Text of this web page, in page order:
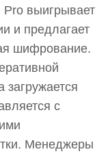
Pro выигрывает
и предлагает
шифрование.
загружается
с
Менеджеры